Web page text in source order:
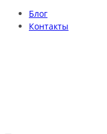
Блог
Контакты